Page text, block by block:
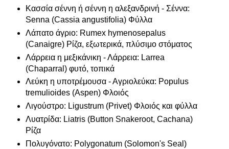
Κασσία σέννη ή σέννη η αλεξανδρινή - Σέννα:
Senna (Cassia angustifolia) Φύλλα
Λάπατο άγριο: Rumex hymenosepalus
(Canaigre) Ρίζα, εξωτερικά, πλύσιμο στόματος
Λάρρεια η μεξικάνικη - Λάρρεια: Larrea
(Chaparral) φυτό, τοπικά
Λεύκη η υποτρέμουσα - Αγριολεύκα: Populus
tremulioides (Aspen) Φλοιός
Λιγούστρο: Ligustrum (Privet) Φλοιός και φύλλα
Λυατρίδα: Liatris (Button Snakeroot, Cachana)
Ρίζα
Πολυγόνατο: Polygonatum (Solomon's Seal)